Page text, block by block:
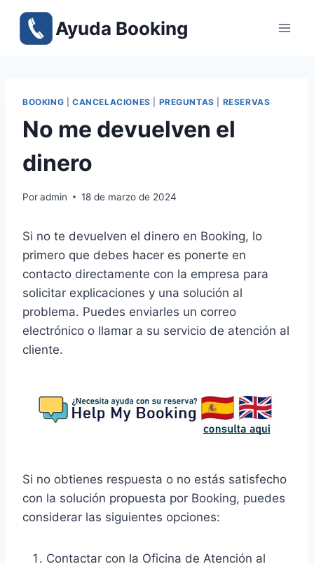
Saltar
contenido
Ayuda Booking
BOOKING CANCELACIONES PREGUNTAS RESERVAS
No me devuelven el
dinero
Poradmin 18 de marzo de 2024
Si no te devuelven el dinero en Booking, lo
primero que debes hacer es ponerte en
contacto directamente con la empresa para
solicitar explicaciones y una solución al
problema. Puedes enviarles un correo
electrónico o llamar a su servicio de atención al
cliente.
Si no obtienes respuesta o no estás satisfecho
con la solución propuesta por Booking, puedes
considerar las siguientes opciones:
Contactar con la Oficina de Atención al